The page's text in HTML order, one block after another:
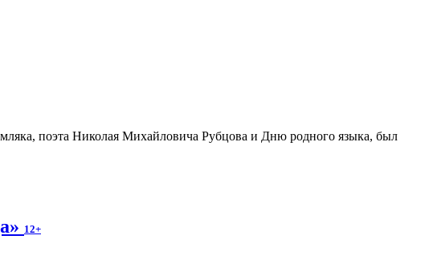
поэта Николая Михайловича Рубцова и Дню родного языка, был
12+